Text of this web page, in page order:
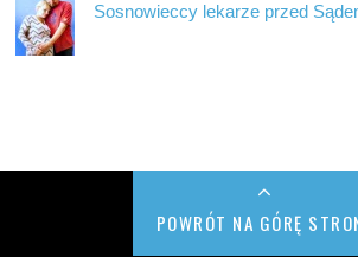
Sosnowieccy lekarze przed
POWRÓT NA GÓRĘ